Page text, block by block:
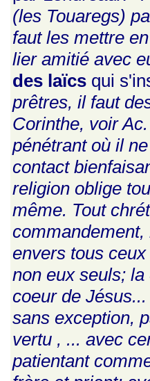
(les Touaregs)
faut les mettre
lier amitié avec
des laïcs qui
prêtres, il faut
Corinthe, voir
pénétrant où il
contact
religion oblige
même. Tout
envers tous
non eux seuls;
coeur de
sans exception,
vertu , ... avec
patientant